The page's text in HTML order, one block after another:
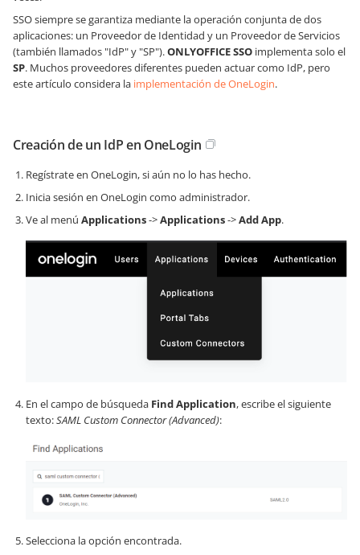
SSO siempre se garantiza mediante la operación conjunta de dos
aplicaciones: un Proveedor de Identidad y un Proveedor de Servicios
(también llamados "IdP" y "SP").ONLYOFFICE SSO implementa solo el
SP. Muchos proveedores diferentes pueden actuar como IdP, pero
este artículo considera la implementación de OneLogin.
Creación de un IdP en OneLogin
Regístrate en OneLogin, si aún no lo has hecho.
Inicia sesión en OneLogin como administrador.
Ve al menú Applications->Applications->Add App.
En el campo de búsqueda Find Application, escribe el siguiente
texto:SAML Custom Connector (Advanced):
Selecciona la opción encontrada.